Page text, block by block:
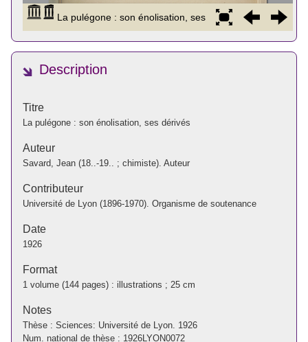
Description
Titre
La pulégone : son énolisation, ses dérivés
Auteur
Savard, Jean (18..-19.. ; chimiste). Auteur
Contributeur
Université de Lyon (1896-1970). Organisme de soutenance
Date
1926
Format
1 volume (144 pages) : illustrations ; 25 cm
Notes
Thèse : Sciences: Université de Lyon. 1926
Num. national de thèse : 1926LYON0072